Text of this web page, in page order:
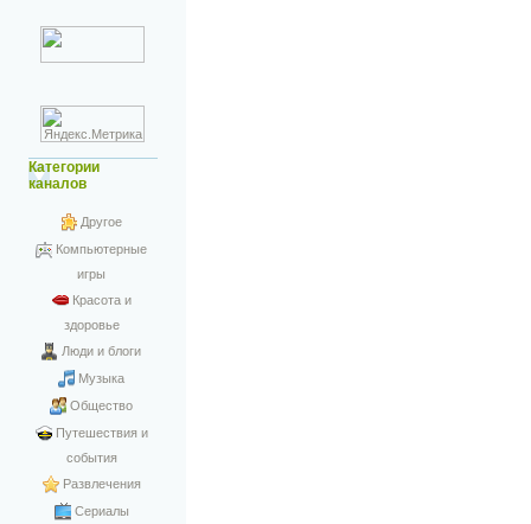
Категории
каналов
Другое
Компьютерные
игры
Красота и
здоровье
Люди и блоги
Музыка
Общество
Путешествия и
события
Развлечения
Сериалы